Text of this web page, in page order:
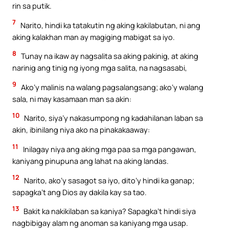
rin sa putik.
7 Narito, hindi ka tatakutin ng aking kakilabutan, ni ang
aking kalakhan man ay magiging mabigat sa iyo.
8 Tunay na ikaw ay nagsalita sa aking pakinig, at aking
narinig ang tinig ng iyong mga salita, na nagsasabi,
9 Ako’y malinis na walang pagsalangsang; ako’y walang
sala, ni may kasamaan man sa akin:
10 Narito, siya’y nakasumpong ng kadahilanan laban sa
akin, ibinilang niya ako na pinakakaaway:
11
Inilagay niya ang aking mga paa sa mga pangawan,
kaniyang pinupuna ang lahat na aking landas.
12
Narito, ako’y sasagot sa iyo, dito’y hindi ka ganap;
sapagka’t ang Dios ay dakila kay sa tao.
13 Bakit ka nakikilaban sa kaniya? Sapagka’t hindi siya
nagbibigay alam ng anoman sa kaniyang mga usap.